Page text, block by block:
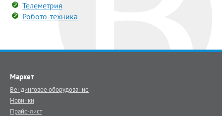
Телеметрия
Робото-техника
Маркет
Вендинговое оборудование
Новинки
Прайс-лист